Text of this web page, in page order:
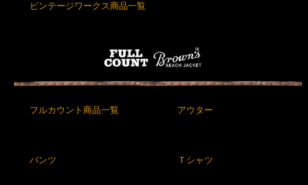
ビンテージワークス商品一覧
フルカウント商品一覧 アウター
パンツ Ｔシャツ